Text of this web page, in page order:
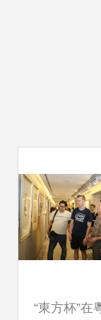
“東方杯”在